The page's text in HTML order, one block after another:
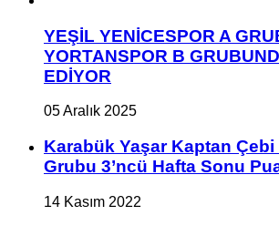
YEŞİL YENİCESPOR A
YORTANSPOR B
EDİYOR
05 Aralık 2025
Karabük Yaşar Kaptan Çebi
Grubu 3’ncü Hafta Sonu
14 Kasım 2022